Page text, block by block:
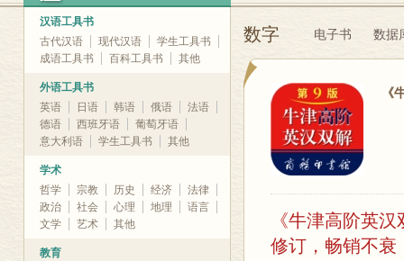
汉语工具书
古代汉语
现代汉语
学生工具书
成语工具书
百科工具书 其他
外语工具书
英语
日语 韩语 俄语
法语
德语
西班牙语
葡萄牙语
意大利语
学生工具书 其他
学术
哲学
宗教 历史 经济
法律
政治
社会 心理 地理
语言
文学
艺术 其他
教育
数字 电子书 数据
《
《牛津高阶英
修订，畅销不衰